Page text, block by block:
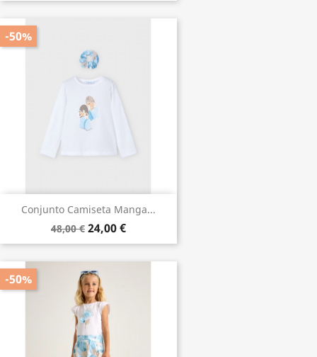
Conjunto Camiseta Manga...
48,00 € 24,00 €
-50%
-50%